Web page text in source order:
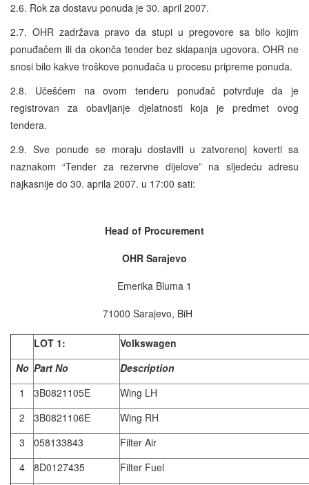
2.6. Rok za dostavu ponuda je 30. april 2007.
2.7. OHR zadržava pravo da stupi u pregovore sa bilo kojim
ponuđačem ili da okonča tender bez sklapanja ugovora. OHR ne
snosi bilo kakve troškove ponuđača u procesu pripreme ponuda.
2.8. Učešćem na ovom tenderu ponuđač potvrđuje da je
registrovan za obavljanje djelatnosti koja je predmet ovog
tendera.
2.9. Sve ponude se moraju dostaviti u zatvorenoj koverti sa
naznakom “Tender za rezervne dijelove” na sljedeću adresu
najkasnije do 30. aprila 2007. u 17:00 sati:
Head of Procurement
OHR Sarajevo
Emerika Bluma 1
71000 Sarajevo, BiH
LOT 1:
Volkswagen
No Part No
Description
1
3B0821105E
Wing LH
2
3B0821106E
Wing RH
3
058133843
Filter Air
4
8D0127435
Filter Fuel